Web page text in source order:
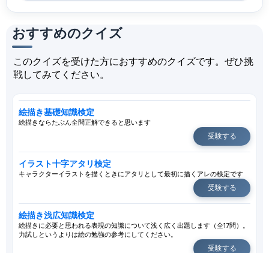
おすすめのクイズ
このクイズを受けた方におすすめのクイズです。ぜひ挑
戦してみてください。
絵描き基礎知識検定
絵描きならたぶん全問正解できると思います
受験する
イラスト十字アタリ検定
キャラクターイラストを描くときにアタリとして最初に描くアレの検定です
受験する
絵描き浅広知識検定
絵描きに必要と思われる表現の知識について浅く広く出題します（全17問）。
力試しというよりは絵の勉強の参考にしてください。
受験する